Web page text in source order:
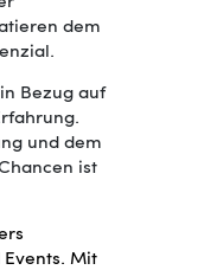
dem
Bezug auf
und dem
ist
Mit